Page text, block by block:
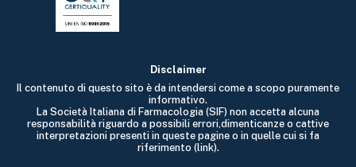
Disclaimer
Il contenuto di questo sito è da intendersi come a scopo puramente
informativo.
La Società Italiana di Farmacologia (SIF) non accetta alcuna
responsabilità riguardo a possibili errori,dimenticanze o cattive
interpretazioni presenti in queste pagine o in quelle cui si fa
riferimento (link).